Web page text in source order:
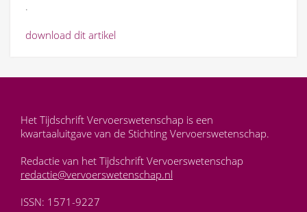
.
download dit artikel
Het Tijdschrift Vervoerswetenschap is een
kwartaaluitgave van de Stichting Vervoerswetenschap.
Redactie van het Tijdschrift Vervoerswetenschap
redactie@vervoerswetenschap.nl
ISSN: 1571-9227